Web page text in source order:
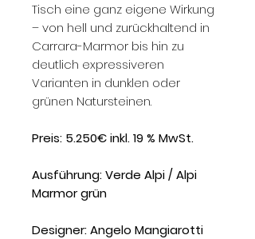
Tisch eine ganz eigene Wirkung
– von hell und zurückhaltend in
Carrara-Marmor bis hin zu
deutlich expressiveren
Varianten in dunklen oder
grünen Natursteinen.
Preis: 5.250€ inkl. 19 % MwSt.
Ausführung:Verde Alpi / Alpi
Marmor grün
Designer:Angelo Mangiarotti